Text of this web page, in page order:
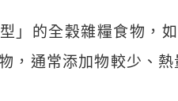
」的全穀雜糧食物，
，通常添加物較少、